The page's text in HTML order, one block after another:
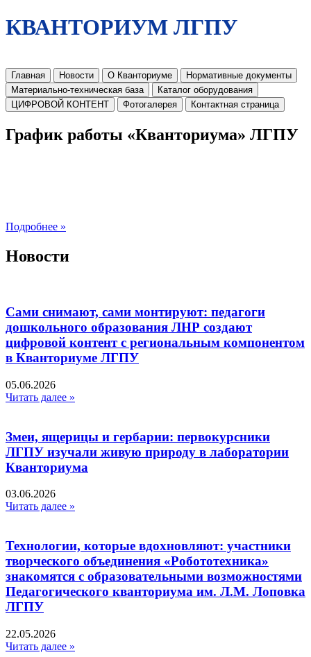
КВАНТОРИУМ ЛГПУ
Главная Новости О Кванториуме
Нормативные документы
Материально-техническая база
Каталог оборудования
ЦИФРОВОЙ КОНТЕНТ
Фотогалерея Контактная страница
График работы «Кванториума» ЛГПУ
Подробнее »
Новости
Сами снимают, сами монтируют: педагоги
дошкольного образования ЛНР создают
цифровой контент с региональным компонентом
в Кванториуме ЛГПУ​
05.06.2026
Читать далее »
Змеи, ящерицы и гербарии: первокурсники
ЛГПУ изучали живую природу в лаборатории
Кванториума
03.06.2026
Читать далее »
Технологии, которые вдохновляют: участники
творческого объединения «Робототехника»
знакомятся с образовательными возможностями
Педагогического кванториума им. Л.М. Лоповка
ЛГПУ
22.05.2026
Читать далее »